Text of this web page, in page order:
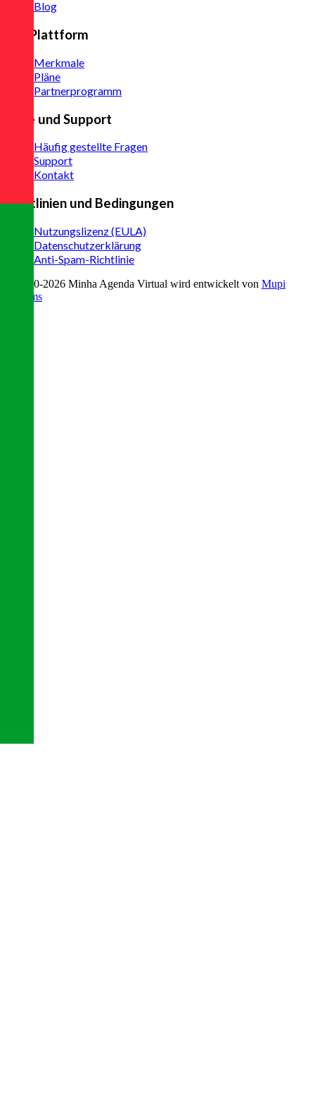
Blog
Zur Plattform
Merkmale
Pläne
Partnerprogramm
Hilfe und Support
Häufig gestellte Fragen
Support
Kontakt
Richtlinien und Bedingungen
Nutzungslizenz (EULA)
Datenschutzerklärung
Anti-Spam-Richtlinie
© 2020-2026 Minha Agenda Virtual wird entwickelt von Mupi
Systems